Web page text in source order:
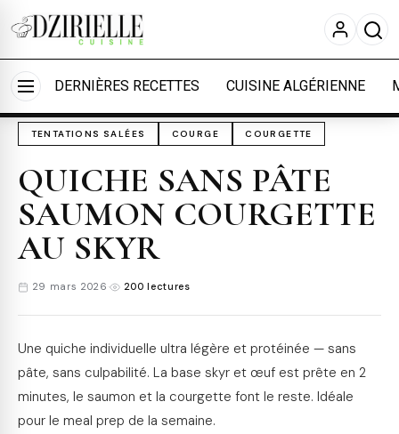
Nous utilisons des cookies pour améliorer votre
expérience et mesurer l'audience.
En savoir plus
Accepter tout
Personnaliser
DERNIÈRES RECETTES CUISINE ALGÉRIENNE
Accueil Cuisine
TENTATIONS SALÉES COURGE COURGETTE
QUICHE SANS PÂTE
SAUMON COURGETTE
AU SKYR
29 mars 2026 · 200 lectures
Une quiche individuelle ultra légère et protéinée — sans
pâte, sans culpabilité. La base skyr et œuf est prête en 2
minutes, le saumon et la courgette font le reste. Idéale
pour le meal prep de la semaine.